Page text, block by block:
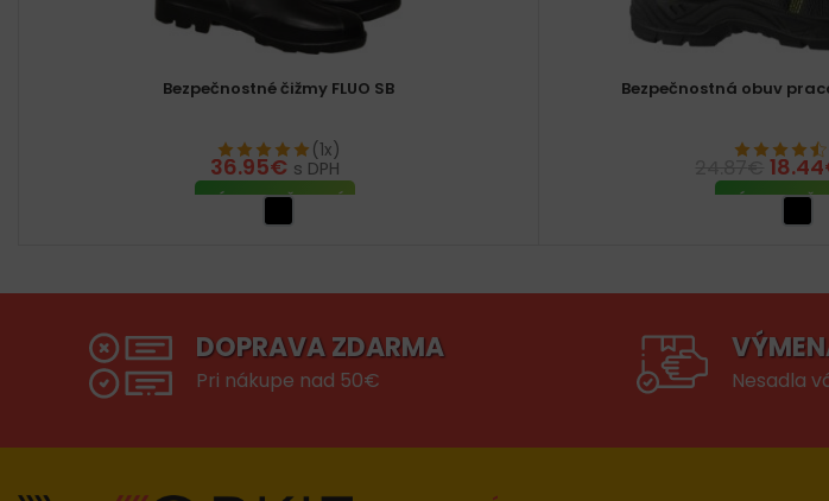
Bezpečnostné čižmy FLUO SB
(1x)
36.95€ s DPH
VÝBER MOŽNOSTÍ
Bezpečnostná obuv
18.44
VÝBER
DOPRAVA ZDARMA
Pri nákupe nad 50€ Nesadla